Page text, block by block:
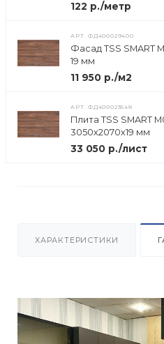
122 р./метр
АРТ.ФД400029400
Фасад TSS SMART
19 мм
11 950 р./м2
АРТ.ФД400023548
Плита TSS SMART
3050х2070х19 мм
33 050 р./лист
ХАРАКТЕРИСТИКИ